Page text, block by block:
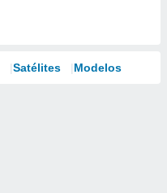
Satélites Modelos